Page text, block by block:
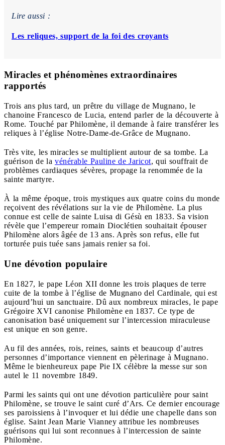
Lire aussi :
Les reliques, support de la foi des croyants
Miracles et phénomènes extraordinaires
rapportés
Trois ans plus tard, un prêtre du village de Mugnano, le
chanoine Francesco de Lucia, entend parler de la découverte à
Rome. Touché par Philomène, il demande à faire transférer les
reliques à l’église Notre-Dame-de-Grâce de Mugnano.
Très vite, les miracles se multiplient autour de sa tombe. La
guérison de la vénérable Pauline de Jaricot, qui souffrait de
problèmes cardiaques sévères, propage la renommée de la
sainte martyre.
À la même époque, trois mystiques aux quatre coins du monde
reçoivent des révélations sur la vie de Philomène. La plus
connue est celle de sainte Luisa di Gésù en 1833. Sa vision
révèle que l’empereur romain Dioclétien souhaitait épouser
Philomène alors âgée de 13 ans. Après son refus, elle fut
torturée puis tuée sans jamais renier sa foi.
Une dévotion populaire
En 1827, le pape Léon XII donne les trois plaques de terre
cuite de la tombe à l’église de Mugnano del Cardinale, qui est
aujourd’hui un sanctuaire. Dû aux nombreux miracles, le pape
Grégoire XVI canonise Philomène en 1837. Ce type de
canonisation basé uniquement sur l’intercession miraculeuse
est unique en son genre.
Au fil des années, rois, reines, saints et beaucoup d’autres
personnes d’importance viennent en pèlerinage à Mugnano.
Même le bienheureux pape Pie IX célèbre la messe sur son
autel le 11 novembre 1849.
Parmi les saints qui ont une dévotion particulière pour saint
Philomène, se trouve le saint curé d’Ars. Ce dernier encourage
ses paroissiens à l’invoquer et lui dédie une chapelle dans son
église. Saint Jean Marie Vianney attribue les nombreuses
guérisons qui lui sont reconnues à l’intercession de sainte
Philomène.